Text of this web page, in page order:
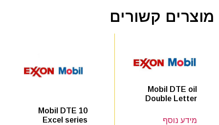
מוצרים קשורים
Mobil DTE oil
Double Letter
מידע נוסף
Mobil DTE 10
Excel series